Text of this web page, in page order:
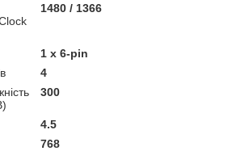
1480 / 1366
1 x 6-pin
4
300
4.5
768